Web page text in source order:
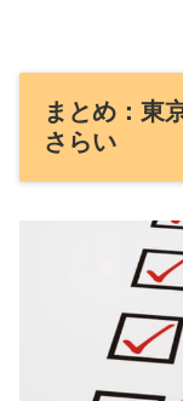
まとめ：東
さらい